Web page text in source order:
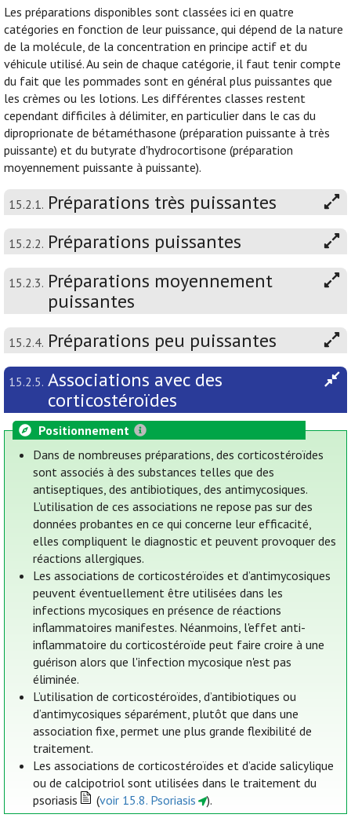
Les préparations disponibles sont classées ici en quatre
catégories en fonction de leur puissance, qui dépend de la nature
de la molécule, de la concentration en principe actif et du
véhicule utilisé. Au sein de chaque catégorie, il faut tenir compte
du fait que les pommades sont en général plus puissantes que
les crèmes ou les lotions. Les différentes classes restent
cependant difficiles à délimiter, en particulier dans le cas du
diproprionate de bétaméthasone (préparation puissante à très
puissante) et du butyrate d'hydrocortisone (préparation
moyennement puissante à puissante).
15.2.1. Préparations très puissantes
15.2.2. Préparations puissantes
15.2.3. Préparations moyennement
puissantes
15.2.4. Préparations peu puissantes
15.2.5. Associations avec des
corticostéroïdes
Positionnement
Dans de nombreuses préparations, des corticostéroïdes
sont associés à des substances telles que des
antiseptiques, des antibiotiques, des antimycosiques.
L’utilisation de ces associations ne repose pas sur des
données probantes en ce qui concerne leur efficacité,
elles compliquent le diagnostic et peuvent provoquer des
réactions allergiques.
Les associations de corticostéroïdes et d’antimycosiques
peuvent éventuellement être utilisées dans les
infections mycosiques en présence de réactions
inflammatoires manifestes. Néanmoins, l'effet anti-
inflammatoire du corticostéroïde peut faire croire à une
guérison alors que l'infection mycosique n'est pas
éliminée.
L’utilisation de corticostéroïdes, d’antibiotiques ou
d’antimycosiques séparément, plutôt que dans une
association fixe, permet une plus grande flexibilité de
traitement.
Les associations de corticostéroïdes et d’acide salicylique
ou de calcipotriol sont utilisées dans le traitement du
psoriasis
(voir 15.8. Psoriasis ).